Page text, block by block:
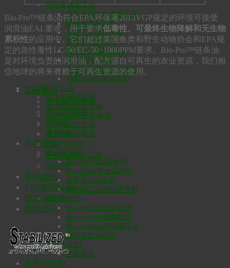
环保金属加工油
通用水溶性金属加工液
重载金属加工液
水溶性金属拉伸液
通用金属加工油
高强度金属加工油
雾化极压切削油
生物基金属冲压拉伸油
切削油防粘附添加剂
VGP船用油品
VGP船用液压油
VGP艉轴管润滑油
VGP钢丝绳润滑油/脂
VGP环保齿轮油
两冲程舷外机油
车用油品
燃油添加剂
Bio-Plus汽油添加剂
Bio-Power柴油添加剂
冬季柴油添加剂
船舶和工业燃油调节剂
高性能机油
Bio-SynXtra SHP机油
Bio-SynXtra重载机油
Bio-SynXtra传动液压油
两冲程发动机油
机油改善剂
变速箱油
新闻与应用
Bio-Pro™链条油符合EPA环保署2013VGP规定的环境可接受
润滑油EAL要求，用于要求低毒性、可最终生物降解和无生物
累积性的应用中。它们超过美国鱼类和野生动物协会和EPA规
定的急性毒性LC-50/EC-50>1000PPM要求。Bio-Pro™链条油
是对环境负责的润滑油，配方源自可再生的农业资源，我们相
信地球的将来有赖于可再生资源的使用。
工业油品
食品级润滑油
高温润滑油
润滑脂
液压油
防锈润滑剂
环保金属加工油
清洗剂
车用油品
VGP船用油品
技术与应用
新闻资讯